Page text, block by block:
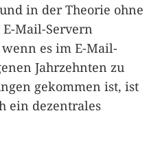
in der Theorie ohne
Mail-Servern
es im E-Mail-
Jahrzehnten zu
gekommen ist, ist
ein dezentrales